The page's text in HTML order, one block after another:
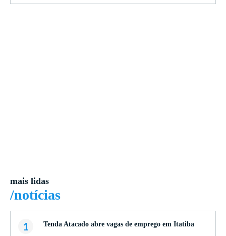
mais lidas
/notícias
1 Tenda Atacado abre vagas de emprego em Itatiba